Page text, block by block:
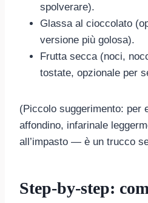
spolverare).
Glassa al cioccolato
versione più golosa).
Frutta secca (noci,
tostate, opzionale per
(Piccolo suggerimento: per
affondino, infarinale
all’impasto — è un trucco
Step-by-step: